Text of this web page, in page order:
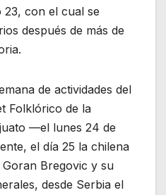
con el cual se
después de más de
de actividades del
Folklórico de la
—el lunes 24 de
el día 25 la chilena
Bregovic y su
desde Serbia el